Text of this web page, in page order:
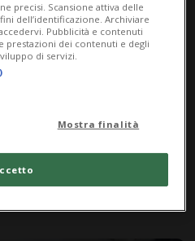
a coltellate
precisi. Scansione attiva delle
dell’identificazione. Archiviare
Pubblicità e contenuti
prestazioni dei contenuti e degli
di servizi.
Mostra finalità